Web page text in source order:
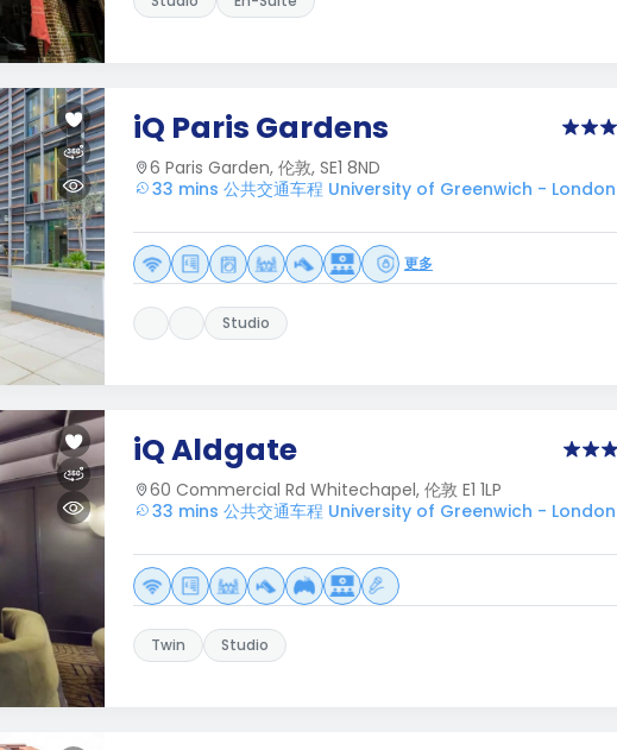
iQ Paris Gardens
6 Paris Garden, 伦敦, SE1 8ND
33 mins 公共交通车程 University of Greenwich - London
更多
Studio
iQ Aldgate
60 Commercial Rd Whitechapel, 伦敦 E1 1LP
33 mins 公共交通车程 University of Greenwich - London
Twin Studio